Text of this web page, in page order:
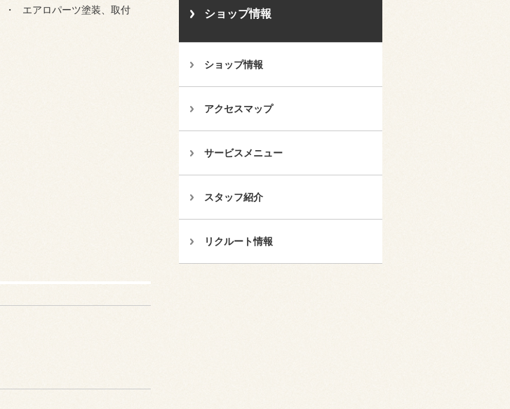
エアロパーツ塗装、取付 ショップ情報
ショップ情報
アクセスマップ
サービスメニュー
スタッフ紹介
リクルート情報